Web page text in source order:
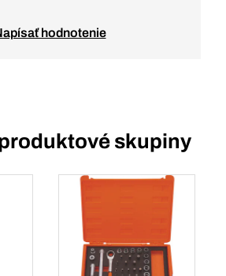
hodnotenie
skupiny